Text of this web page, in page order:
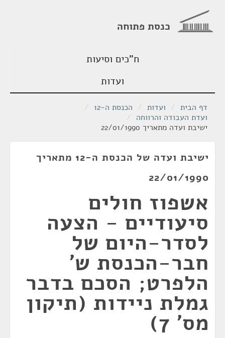
כנסת פתוחה
ח"כים וסיעות
ועדות
דף הבית / ועדות / הכנסת ה-12
/
ועדת העבודה והרווחה /
ישיבת ועדה מתאריך 22/01/1990
ישיבת ועדה של הכנסת ה-12 מתאריך
22/01/1990
אשפוז חולים
סיעודיים - הצעה
לסדר-היום של
חבר-הכנסת ש'
הלפרט; הסכם בדבר
גמלת ניידות (תיקון
מס' 7)